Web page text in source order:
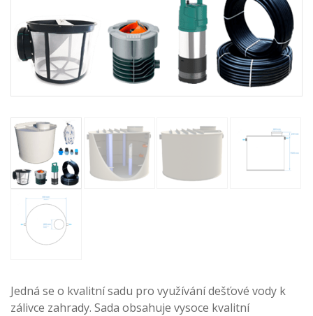
Jedná se o kvalitní sadu pro využívání dešťové vody k
zálivce zahrady. Sada obsahuje vysoce kvalitní